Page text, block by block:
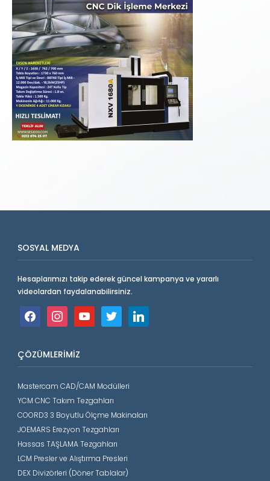
SOSYAL MEDYA
Hesaplarımızı takip ederek güncel kampanya ve yararlı
videolardan faydalanabilirsiniz.
facebookinstagramyoutube twitter linkedin
ÇÖZÜMLERIMIZ
Mastercam CAD/CAM Modülleri
YCM CNC Takım Tezgahları
COORD3 3 Boyutlu Ölçme Makinaları
JOEMARS Erezyon Tezgahları
Hassas TAŞLAMA Tezgahları
LCM Presler ve Alıştırma Presleri
DEX Divizörleri (Döner Tablalar)